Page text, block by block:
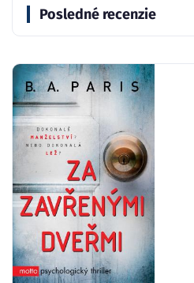
Posledné recenzie